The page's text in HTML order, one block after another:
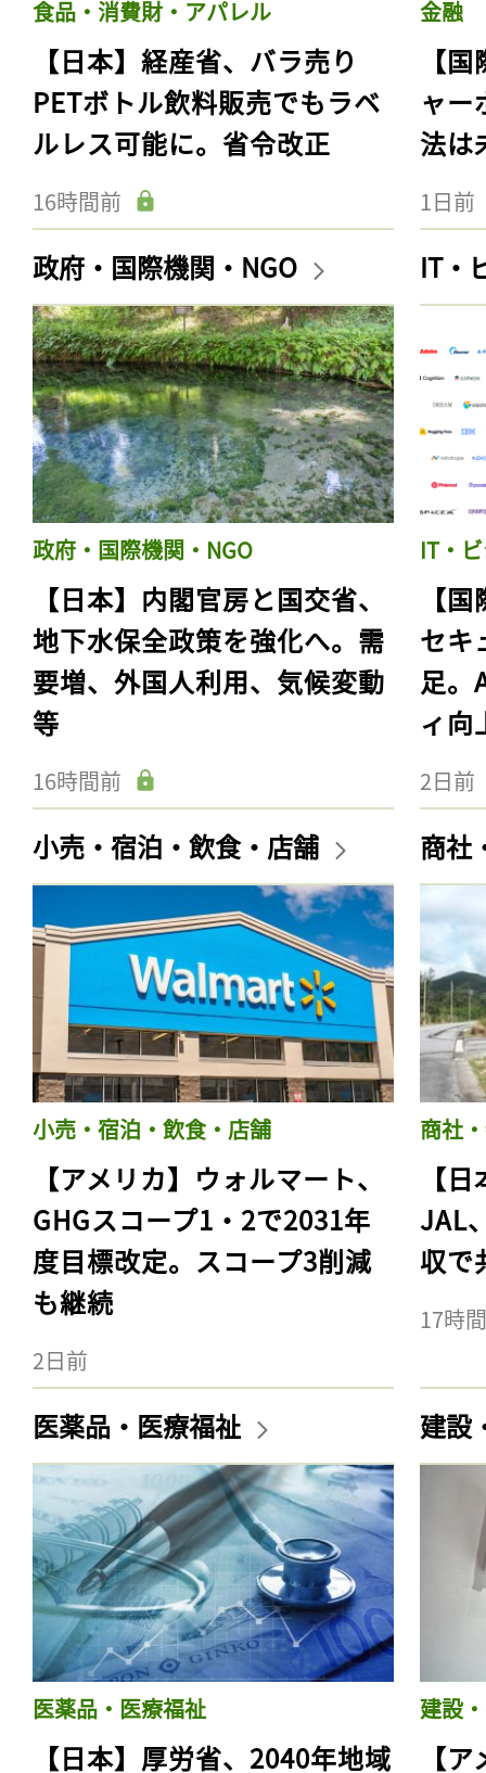
食品・消費財・アパレル
【日本】経産省、バラ売り
PETボトル飲料販売でもラベ
ルレス可能に。省令改正
16時間前
金融
【
ャー
法は
1日前
政府・国際機関・NGO
政府・国際機関・NGO
【日本】内閣官房と国交省、
地下水保全政策を強化へ。需
要増、外国人利用、気候変動
等
16時間前
IT・
IT・
【
セキ
足。
ィ向
2日前
小売・宿泊・飲食・店舗
小売・宿泊・飲食・店舗
【アメリカ】ウォルマート、
GHGスコープ1・2で2031年
度目標改定。スコープ3削減
も継続
2日前
商社
商社
【
JAL
収で
17時
医薬品・医療福祉
医薬品・医療福祉
【日本】厚労省、2040年地域
建設
建設
【